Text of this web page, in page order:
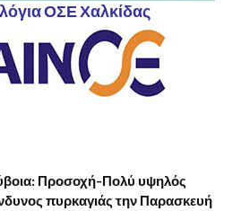
ΟΣΕ Χαλκίδας
Προσοχή-Πολύ υψηλός
πυρκαγιάς την Παρασκευή